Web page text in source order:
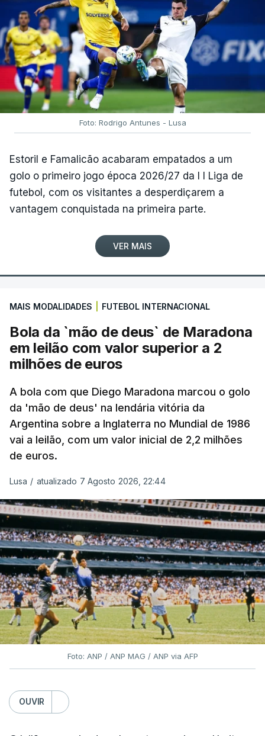
Foto: Rodrigo Antunes - Lusa
Estoril e Famalicão acabaram empatados a um
golo o primeiro jogo época 2026/27 da I I Liga de
futebol, com os visitantes a desperdiçarem a
vantagem conquistada na primeira parte.
VER MAIS
MAIS MODALIDADES FUTEBOL INTERNACIONAL
Bola da `mão de deus` de Maradona
em leilão com valor superior a 2
milhões de euros
A bola com que Diego Maradona marcou o golo
da 'mão de deus' na lendária vitória da
Argentina sobre a Inglaterra no Mundial de 1986
vai a leilão, com um valor inicial de 2,2 milhões
de euros.
Lusa / atualizado 7 Agosto 2026, 22:44
Foto: ANP / ANP MAG / ANP via AFP
OUVIR